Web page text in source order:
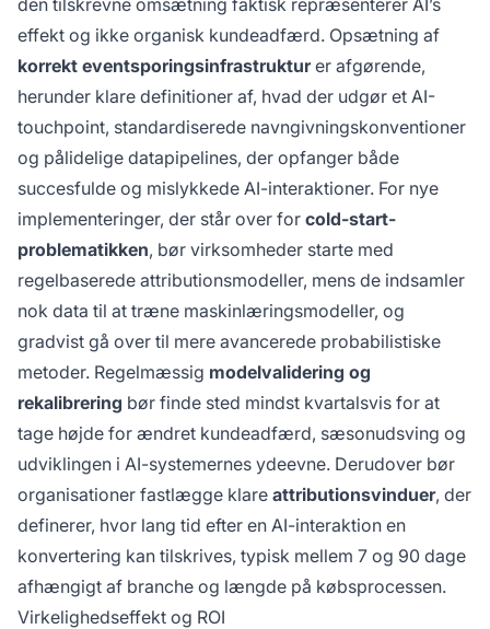
effekt og ikke organisk kundeadfærd. Opsætning af
korrekt eventsporingsinfrastrukturer afgørende,
herunder klare definitioner af, hvad der udgør et AI-
touchpoint, standardiserede navngivningskonventioner
og pålidelige datapipelines, der opfanger både
succesfulde og mislykkede AI-interaktioner. For nye
implementeringer, der står over for cold-start-
problematikken, bør virksomheder starte med
regelbaserede attributionsmodeller, mens de indsamler
nok data til at træne maskinlæringsmodeller, og
gradvist gå over til mere avancerede probabilistiske
metoder. Regelmæssig modelvalidering og
rekalibrering bør finde sted mindst kvartalsvis for at
tage højde for ændret kundeadfærd, sæsonudsving og
udviklingen i AI-systemernes ydeevne. Derudover bør
organisationer fastlægge klare attributionsvinduer, der
definerer, hvor lang tid efter en AI-interaktion en
konvertering kan tilskrives, typisk mellem 7 og 90 dage
afhængigt af branche og længde på købsprocessen.
Virkelighedseffekt og ROI